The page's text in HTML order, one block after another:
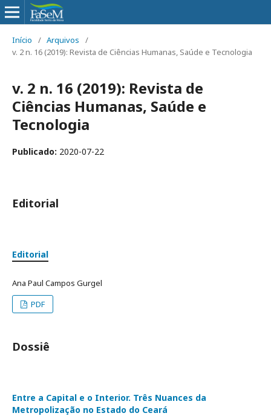
Início / Arquivos
/
v. 2 n. 16 (2019): Revista de Ciências Humanas, Saúde e Tecnologia
v. 2 n. 16 (2019): Revista de
Ciências Humanas, Saúde e
Tecnologia
Publicado: 2020-07-22
Editorial
Editorial
Ana Paul Campos Gurgel
PDF
Dossiê
Entre a Capital e o Interior. Três Nuances da
Metropolização no Estado do Ceará